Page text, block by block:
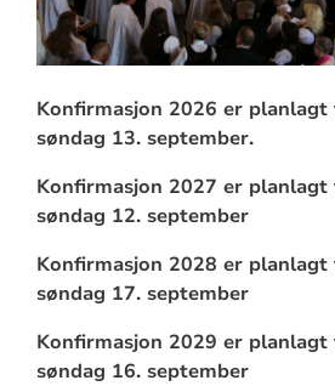
Konfirmasjon 2026 er
søndag 13. september.
Konfirmasjon 2027 er
søndag 12. september
Konfirmasjon 2028 er
søndag 17. september
Konfirmasjon 2029 er
søndag 16. september